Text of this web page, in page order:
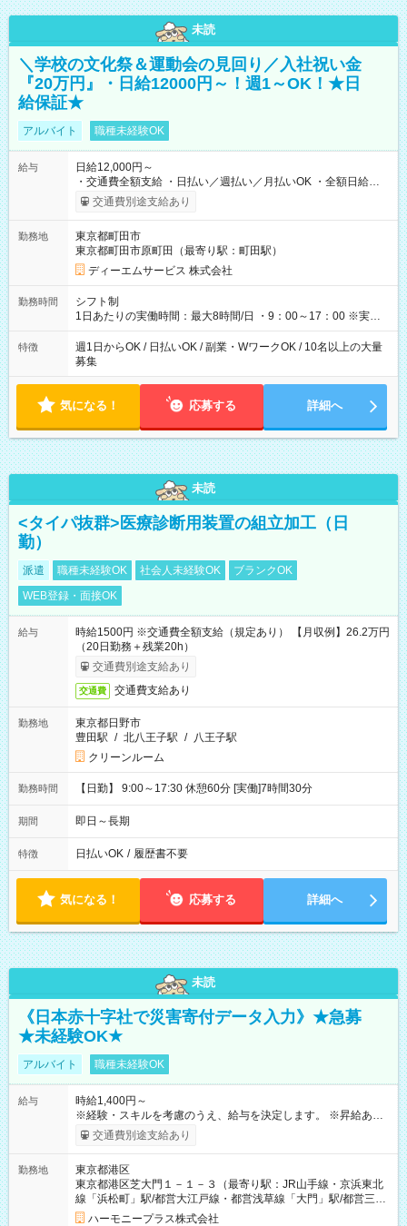
未読
＼学校の文化祭＆運動会の見回り／入社祝い金
『20万円』・日給12000円～！週1～OK！★日
給保証★
アルバイト 職種未経験OK
給与
日給12,000円～
・交通費全額支給 ・日払い／週払い／月払いOK ・全額日給保
証あり ・－・－・－・－・－・－・－・－・－・－・ ★☆入社
祝金20万円★☆ ※1勤務毎に2000円ずつ支給！ ※100勤務目で合
－・－・－・－・－・ ≪給与例≫ 月22日働いた場合 月給：26
万4，000円 ＝12，000円×22日 ※別途交通費 ----- ■法定研修：
20時間×1，226円／合計24，520円支給 『お弁当』支給もあり♪
【試用期間】試用期間なし
交通費別途支給あり
勤務地
東京都町田市
東京都町田市原町田（最寄り駅：町田駅）
ディーエムサービス 株式会社
勤務時間
シフト制
1日あたりの実働時間：最大8時間/日 ・9：00～17：00 ※実働8
時間・休憩1時間 ⇒実は…16時くらいには終わっちゃうことがほ
とんどです！ ★早く勤務が終わっても日給保証あり！
特徴
週1日からOK / 日払いOK / 副業・WワークOK / 10名以上の大量
募集
気になる！ 応募する 詳細へ
未読
<タイパ抜群>医療診断用装置の組立加工（日
勤）
派遣 職種未経験OK 社会人未経験OK
ブランクOK
WEB登録・面接OK
給与
時給1500円 ※交通費全額支給（規定あり） 【月収例】26.2万円
（20日勤務＋残業20h）
交通費別途支給あり
交通費 交通費支給あり
勤務地
東京都日野市
豊田駅 / 北八王子駅 / 八王子駅
クリーンルーム
勤務時間 【日勤】 9:00～17:30 休憩60分 [実働]7時間30分
期間 即日～長期
特徴 日払いOK / 履歴書不要
気になる！ 応募する 詳細へ
未読
《日本赤十字社で災害寄付データ入力》★急募
★未経験OK★
アルバイト 職種未経験OK
給与
時給1,400円～
※経験・スキルを考慮のうえ、給与を決定します。 ※昇給あり
（勤務実績・評価による） ※残業が発生した場合は、時間外手
当を全額支給します。 ※交通費支給（月額上限50,000円／当社
間中も給与・待遇に変更はありません。 【試用期間】試用期間
あり 試用期間の長さ：1ヶ月 雇用形態、給与は本採用時と同じ
です。 試用期間中は、健康保険などの福利厚生の一部が制限さ
れる可能性があります。
交通費別途支給あり
勤務地
東京都港区
東京都港区芝大門１－１－３（最寄り駅：JR山手線・京浜東北
線「浜松町」駅/都営大江戸線・都営浅草線「⼤⾨」駅/都営三田
線「御成⾨」駅）
ハーモニープラス株式会社